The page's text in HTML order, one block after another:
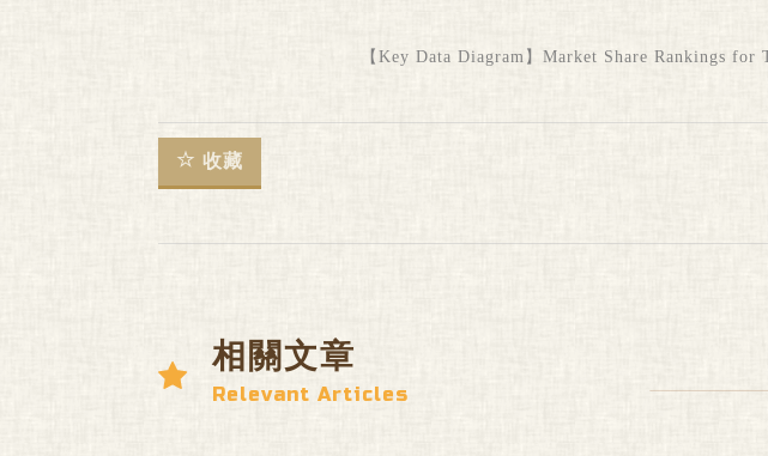
【Key Data Diagram】Market Share Rankings for
收藏
相關文章
Relevant Articles